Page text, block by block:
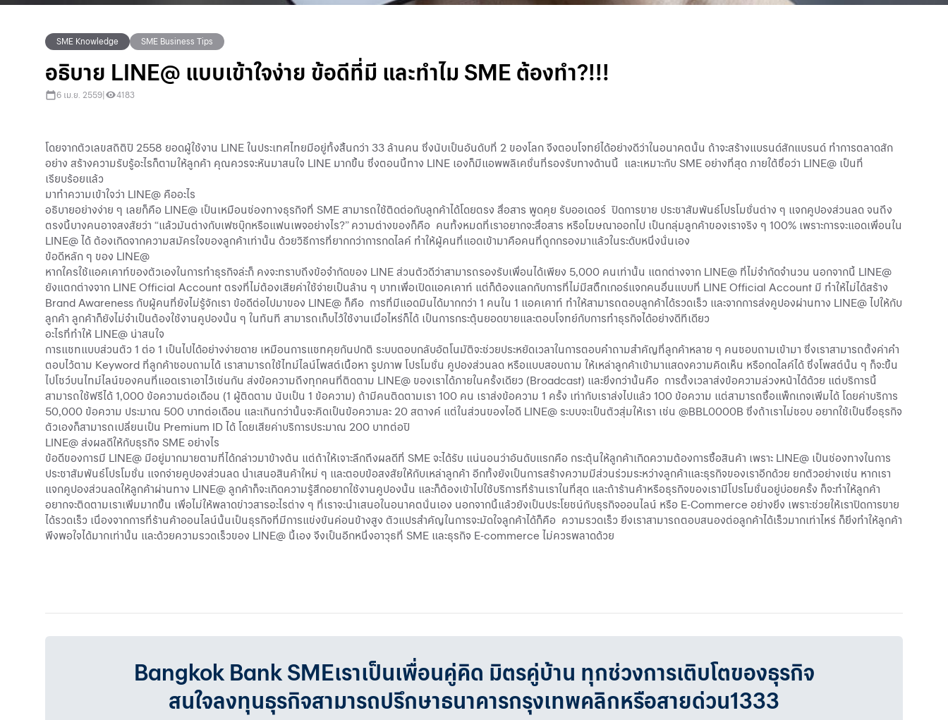
SME Knowledge SME Business Tips
อธิบาย LINE@ แบบเข้าใจง่าย ข้อดีที่มี และทำไม SME ต้องทำ?!!!
6 เม.ย. 2559 4183
โดยจากตัวเลขสถิติปี 2558 ยอดผู้ใช้งาน LINE ในประเทศไทยมีอยู่ทั้งสิ้นกว่า 33 ล้านคน ซึ่งนับเป็นอันดับที่ 2 ของโลก จึงตอบโจทย์ได้อย่างดีว่าในอนาคตนั้น ถ้าจะสร้างแบรนด์สักแบรนด์ ทำการตลาดสัก
อย่าง สร้างความรับรู้อะไรก็ตามให้ลูกค้า คุณควรจะหันมาสนใจ LINE มากขึ้น ซึ่งตอนนี้ทาง LINE เองก็มีแอพพลิเคชั่นที่รองรับทางด้านนี้ และเหมาะกับ SME อย่างที่สุด ภายใต้ชื่อว่า LINE@ เป็นที่
เรียบร้อยแล้ว
มาทำความเข้าใจว่า LINE@ คืออะไร
อธิบายอย่างง่าย ๆ เลยก็คือ LINE@ เป็นเหมือนช่องทางธุรกิจที่ SME สามารถใช้ติดต่อกับลูกค้าได้โดยตรง สื่อสาร พูดคุย รับออเดอร์ ปิดการขาย ประชาสัมพันธ์โปรโมชั่นต่าง ๆ แจกคูปองส่วนลด จนถึง
ตรงนี้บางคนอาจสงสัยว่า “แล้วมันต่างกับเฟซบุ๊กหรือแฟนเพจอย่างไร?” ความต่างของก็คือ คนทั้งหมดที่เราอยากจะสื่อสาร หรือโฆษณาออกไป เป็นกลุ่มลูกค้าของเราจริง ๆ 100% เพราะการจะแอดเพื่อนใน
LINE@ ได้ ต้องเกิดจากความสมัครใจของลูกค้าเท่านั้น ด้วยวิธีการที่ยากกว่าการกดไลค์ ทำให้ผู้คนที่แอดเข้ามาคือคนที่ถูกกรองมาแล้วในระดับหนึ่งนั่นเอง
ข้อดีหลัก ๆ ของ LINE@
หากใครใช้แอคเคาท์ของตัวเองในการทำธุรกิจล่ะก็ คงจะทราบถึงข้อจำกัดของ LINE ส่วนตัวดีว่าสามารถรองรับเพื่อนได้เพียง 5,000 คนเท่านั้น แตกต่างจาก LINE@ ที่ไม่จำกัดจำนวน นอกจากนี้ LINE@
ยังแตกต่างจาก LINE Official Account ตรงที่ไม่ต้องเสียค่าใช้จ่ายเป็นล้าน ๆ บาทเพื่อเปิดแอคเคาท์ แต่ก็ต้องแลกกับการที่ไม่มีสติ๊กเกอร์แจกคนอื่นแบบที่ LINE Official Account มี ทำให้ไม่ได้สร้าง
Brand Awareness กับผู้คนที่ยังไม่รู้จักเรา ข้อดีต่อไปมาของ LINE@ ก็คือ การที่มีแอดมินได้มากกว่า 1 คนใน 1 แอคเคาท์ ทำให้สามารถตอบลูกค้าได้รวดเร็ว และจากการส่งคูปองผ่านทาง LINE@ ไปให้กับ
ลูกค้า ลูกค้าก็ยังไม่จำเป็นต้องใช้งานคูปองนั้น ๆ ในทันที สามารถเก็บไว้ใช้งานเมื่อไหร่ก็ได้ เป็นการกระตุ้นยอดขายและตอบโจทย์กับการทำธุรกิจได้อย่างดีทีเดียว
อะไรที่ทำให้ LINE@ น่าสนใจ
การแชทแบบส่วนตัว 1 ต่อ 1 เป็นไปได้อย่างง่ายดาย เหมือนการแชทคุยกันปกติ ระบบตอบกลับอัตโนมัติจะช่วยประหยัดเวลาในการตอบคำถามสำคัญที่ลูกค้าหลาย ๆ คนชอบถามเข้ามา ซึ่งเราสามารถตั้งค่าคำ
ตอบไว้ตาม Keyword ที่ลูกค้าชอบถามได้ เราสามารถใช้ไทม์ไลน์โพสต์เนื้อหา รูปภาพ โปรโมชั่น คูปองส่วนลด หรือแบบสอบถาม ให้เหล่าลูกค้าเข้ามาแสดงความคิดเห็น หรือกดไลค์ได้ ซึ่งโพสต์นั้น ๆ ก็จะขึ้น
ไปโชว์บนไทม์ไลน์ของคนที่แอดเราเอาไว้เช่นกัน ส่งข้อความถึงทุกคนที่ติดตาม LINE@ ของเราได้ภายในครั้งเดียว (Broadcast) และยิ่งกว่านั้นคือ การตั้งเวลาส่งข้อความล่วงหน้าได้ด้วย แต่บริการนี้
สามารถใช้ฟรีได้ 1,000 ข้อความต่อเดือน (1 ผู้ติดตาม นับเป็น 1 ข้อความ) ถ้ามีคนติดตามเรา 100 คน เราส่งข้อความ 1 ครั้ง เท่ากับเราส่งไปแล้ว 100 ข้อความ แต่สามารถซื้อแพ็กเกจเพิ่มได้ โดยค่าบริการ
50,000 ข้อความ ประมาณ 500 บาทต่อเดือน และเกินกว่านั้นจะคิดเป็นข้อความละ 20 สตางค์ แต่ในส่วนของไอดี LINE@ ระบบจะเป็นตัวสุ่มให้เรา เช่น @BBL0000B ซึ่งถ้าเราไม่ชอบ อยากใช้เป็นชื่อธุรกิจ
ตัวเองก็สามารถเปลี่ยนเป็น Premium ID ได้ โดยเสียค่าบริการประมาณ 200 บาทต่อปี
LINE@ ส่งผลดีให้กับธุรกิจ SME อย่างไร
ข้อดีของการมี LINE@ มีอยู่มากมายตามที่ได้กล่าวมาข้างต้น แต่ถ้าให้เจาะลึกถึงผลดีที่ SME จะได้รับ แน่นอนว่าอันดับแรกคือ กระตุ้นให้ลูกค้าเกิดความต้องการซื้อสินค้า เพราะ LINE@ เป็นช่องทางในการ
ประชาสัมพันธ์โปรโมชั่น แจกจ่ายคูปองส่วนลด นำเสนอสินค้าใหม่ ๆ และตอบข้อสงสัยให้กับเหล่าลูกค้า อีกทั้งยังเป็นการสร้างความมีส่วนร่วมระหว่างลูกค้าและธุรกิจของเราอีกด้วย ยกตัวอย่างเช่น หากเรา
แจกคูปองส่วนลดให้ลูกค้าผ่านทาง LINE@ ลูกค้าก็จะเกิดความรู้สึกอยากใช้งานคูปองนั้น และก็ต้องเข้าไปใช้บริการที่ร้านเราในที่สุด และถ้าร้านค้าหรือธุรกิจของเรามีโปรโมชั่นอยู่บ่อยครั้ง ก็จะทำให้ลูกค้า
อยากจะติดตามเราเพิ่มมากขึ้น เพื่อไม่ให้พลาดข่าวสารอะไรต่าง ๆ ที่เราจะนำเสนอในอนาคตนั่นเอง นอกจากนี้แล้วยังเป็นประโยชน์กับธุรกิจออนไลน์ หรือ E-Commerce อย่างยิ่ง เพราะช่วยให้เราปิดการขาย
ได้รวดเร็ว เนื่องจากการที่ร้านค้าออนไลน์นั้นเป็นธุรกิจที่มีการแข่งขันค่อนข้างสูง ตัวแปรสำคัญในการจะมัดใจลูกค้าได้ก็คือ ความรวดเร็ว ยิ่งเราสามารถตอบสนองต่อลูกค้าได้เร็วมากเท่าไหร่ ก็ยิ่งทำให้ลูกค้า
พึงพอใจได้มากเท่านั้น และด้วยความรวดเร็วของ LINE@ นี้เอง จึงเป็นอีกหนึ่งอาวุธที่ SME และธุรกิจ E-commerce ไม่ควรพลาดด้วย
Bangkok Bank SMEเราเป็นเพื่อนคู่คิด มิตรคู่บ้าน ทุกช่วงการเติบโตของธุรกิจ
สนใจลงทุนธุรกิจสามารถปรึกษาธนาคารกรุงเทพคลิกหรือสายด่วน1333